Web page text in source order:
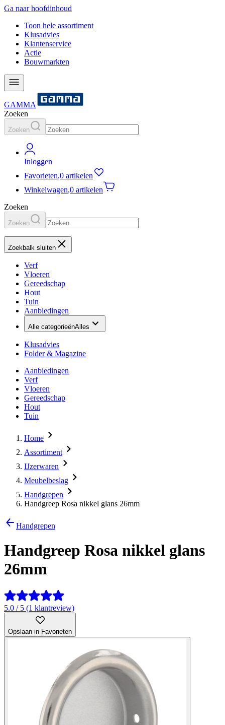
Ga naar hoofdinhoud
Toon hele assortiment
Klusadvies
Klantenservice
Actie
Bouwmarkten
GAMMA
Zoeken
Zoeken
Inloggen
Favorieten,0 artikelen
Winkelwagen,0 artikelen
Zoeken
Zoeken
Zoekbalk sluiten
Verf
Vloeren
Gereedschap
Hout
Tuin
Aanbiedingen
Alle categorieënAlles
Klusadvies
Folder & Magazine
Aanbiedingen
Verf
Vloeren
Gereedschap
Hout
Tuin
Home
Assortiment
IJzerwaren
Meubelbeslag
Handgrepen
Handgreep Rosa nikkel glans 26mm
Handgrepen
Handgreep Rosa nikkel glans
26mm
5.0 / 5 (1 klantreview)
Opslaan in Favorieten